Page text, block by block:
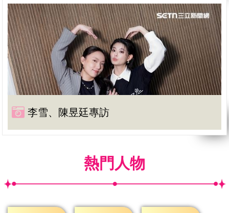
李雪、陳昱廷專訪
熱門人物